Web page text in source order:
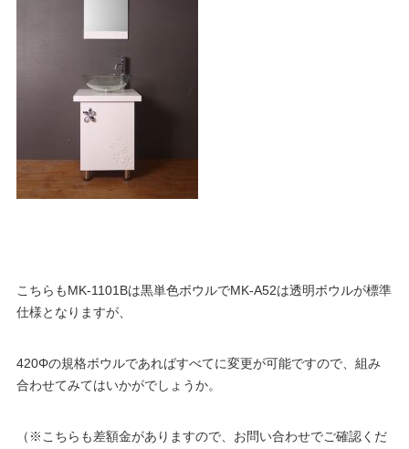
こちらもMK-1101Bは黒単色ボウルでMK-A52は透明ボウルが標準
仕様となりますが、
420Φの規格ボウルであればすべてに変更が可能ですので、組み
合わせてみてはいかがでしょうか。
（※こちらも差額金がありますので、お問い合わせでご確認くだ